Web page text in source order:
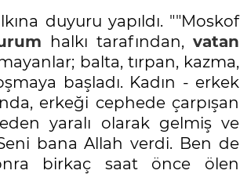
duyuru yapıldı. ""Moskof
halkı tarafından,vatan
balta, tırpan, kazma,
başladı. Kadın - erkek
erkeği cephede çarpışan
yaralı olarak gelmiş ve
bana Allah verdi. Ben de
birkaç saat önce ölen